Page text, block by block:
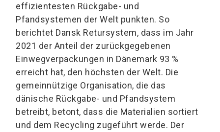
effizientesten Rückgabe- und
Pfandsystemen der Welt punkten. So
berichtet Dansk Retursystem, dass im Jahr
2021 der Anteil der zurückgegebenen
Einwegverpackungen in Dänemark 93 %
erreicht hat, den höchsten der Welt. Die
gemeinnützige Organisation, die das
dänische Rückgabe- und Pfandsystem
betreibt, betont, dass die Materialien sortiert
und dem Recycling zugeführt werde. Der